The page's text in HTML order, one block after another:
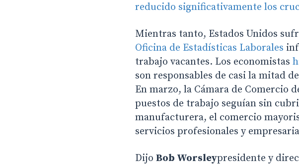
reducido significativamente los
Mientras tanto, Estados Unidos
Oficina de Estadísticas Laborales
trabajo vacantes. Los economistas
son responsables de casi la mitad
En marzo, la Cámara de Comercio
puestos de trabajo seguían sin
manufacturera, el comercio
servicios profesionales y
Dijo Bob Worsleypresidente y